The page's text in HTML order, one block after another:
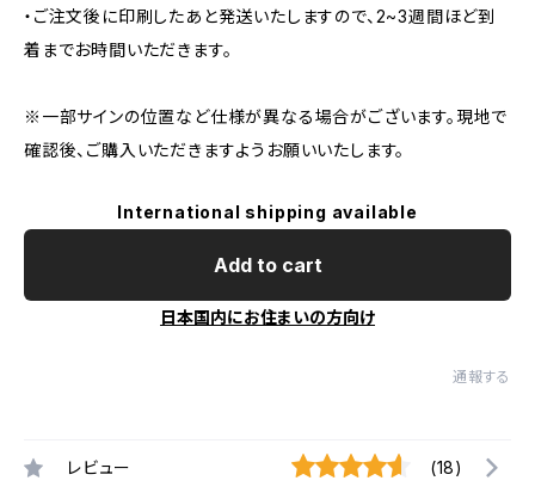
・ご注文後に印刷したあと発送いたしますので、2~3週間ほど到
着までお時間いただきます。
※一部サインの位置など仕様が異なる場合がございます。現地で
確認後、ご購入いただきますようお願いいたします。
International shipping available
Add to cart
日本国内にお住まいの方向け
通報する
レビュー (18)